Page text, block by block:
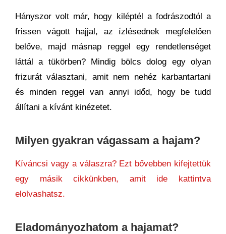
Hányszor volt már, hogy kiléptél a fodrászodtól a
frissen vágott hajjal, az ízlésednek megfelelően
belőve, majd másnap reggel egy rendetlenséget
láttál a tükörben? Mindig bölcs dolog egy olyan
frizurát választani, amit nem nehéz karbantartani
és minden reggel van annyi időd, hogy be tudd
állítani a kívánt kinézetet.
Milyen gyakran vágassam a hajam?
Kíváncsi vagy a válaszra? Ezt bővebben kifejtettük
egy másik cikkünkben, amit ide kattintva
elolvashatsz.
Eladományozhatom a hajamat?